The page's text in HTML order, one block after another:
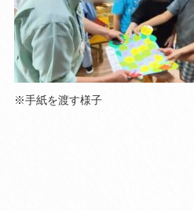
※手紙を渡す様子